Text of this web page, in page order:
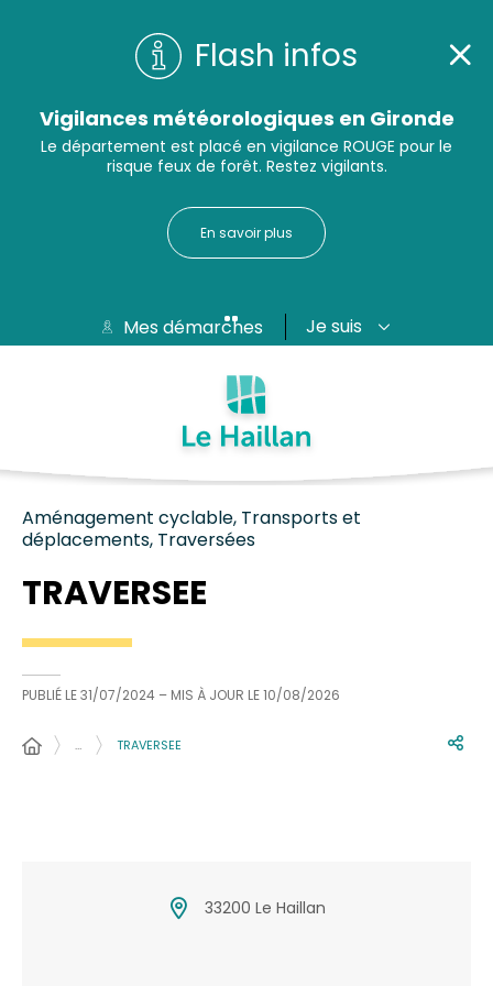
Flash infos
Vigilances météorologiques en Gironde
Le département est placé en vigilance ROUGE pour le
risque feux de forêt. Restez vigilants.
En savoir plus
Aide et accessibilité
Passer au menu
Passer au contenuMes démarches Je suis
Aménagement cyclable, Transports et
déplacements, Traversées
TRAVERSEE
PUBLIÉ LE31/07/2024 – MIS À JOUR LE10/08/2026
… TRAVERSEE
33200 Le Haillan